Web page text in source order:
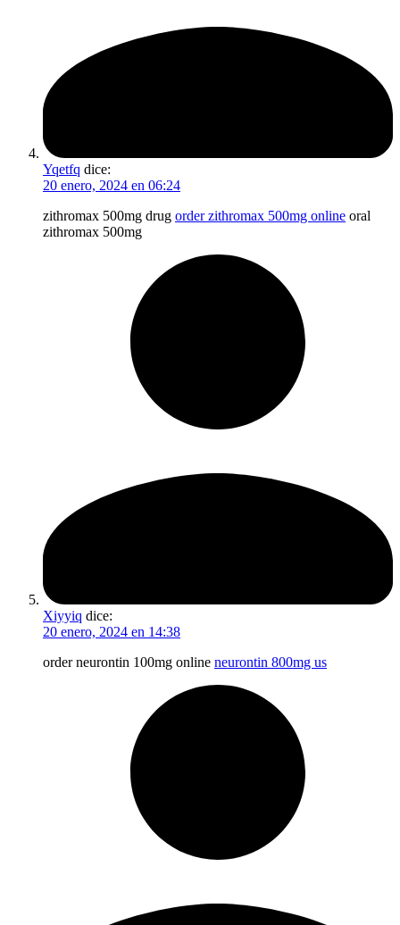
Yqetfq dice:
20 enero, 2024 en 06:24
zithromax 500mg drug order zithromax 500mg online oral
zithromax 500mg
Xiyyiq dice:
20 enero, 2024 en 14:38
order neurontin 100mg online neurontin 800mg us